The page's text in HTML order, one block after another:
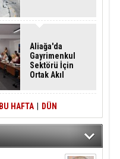
Aliağa'da
Gayrimenkul
Sektörü İçin
Ortak Akıl
BU HAFTA DÜN